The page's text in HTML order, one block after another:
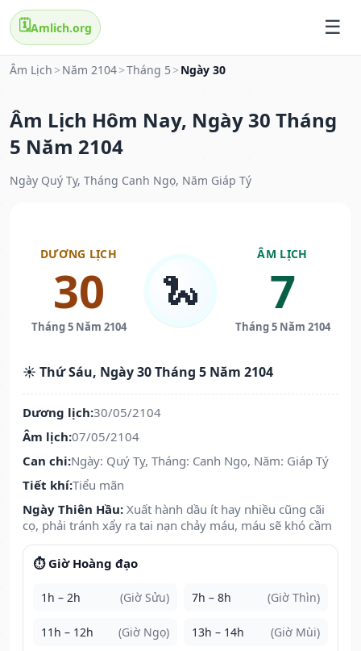
🗓️Amlich.org
Âm Lịch > Năm 2104>Tháng 5 > Ngày 30
Âm Lịch Hôm Nay, Ngày 30 Tháng
5 Năm 2104
Ngày Quý Tỵ, Tháng Canh Ngọ, Năm Giáp Tý
DƯƠNG LỊCH
30
Tháng 5 Năm 2104
🐍
ÂM LỊCH
7
Tháng 5 Năm 2104
☀️ Thứ Sáu, Ngày 30 Tháng 5 Năm 2104
Dương lịch:30/05/2104
Âm lịch:07/05/2104
Can chi:Ngày: Quý Tỵ, Tháng: Canh Ngọ, Năm: Giáp Tý
Tiết khí:Tiểu mãn
Ngày Thiên Hầu: Xuất hành dầu ít hay nhiều cũng cãi
cọ, phải tránh xẩy ra tai nạn chảy máu, máu sẽ khó cầm
⏱️ Giờ Hoàng đạo
1h – 2h (Giờ Sửu) 7h – 8h (Giờ Thìn)
11h – 12h (Giờ Ngọ) 13h – 14h (Giờ Mùi)